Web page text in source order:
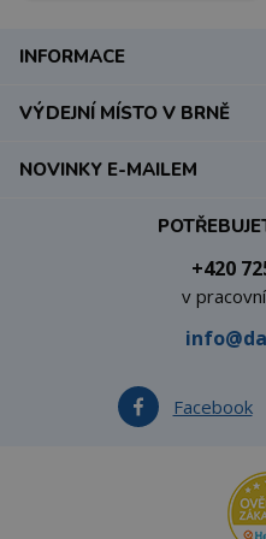
INFORMACE
VÝDEJNÍ MÍSTO V BRNĚ
+420
v
Facebook
NOVINKY E-MAILEM